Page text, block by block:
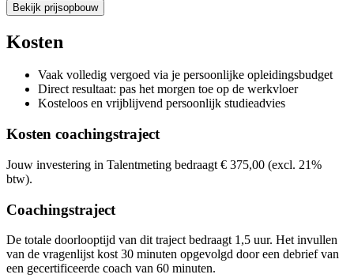
Bekijk prijsopbouw
Kosten
Vaak volledig vergoed via je persoonlijke opleidingsbudget
Direct resultaat: pas het morgen toe op de werkvloer
Kosteloos en vrijblijvend persoonlijk studieadvies
Kosten coachingstraject
Jouw investering in Talentmeting bedraagt € 375,00 (excl. 21%
btw).
Coachingstraject
De totale doorlooptijd van dit traject bedraagt 1,5 uur. Het invullen
van de vragenlijst kost 30 minuten opgevolgd door een debrief van
een gecertificeerde coach van 60 minuten.